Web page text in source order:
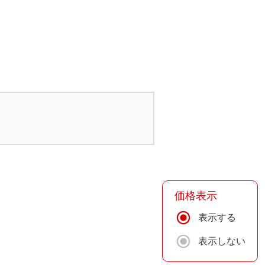
価格表示
表示する
表示しない